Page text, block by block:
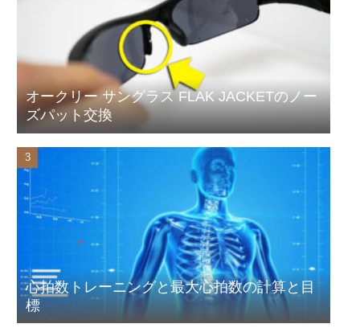
オークリー サングラス FLAK JACKETのノー
ズパット交換
心拍数トレーニングと最大心拍数の計算と目
標